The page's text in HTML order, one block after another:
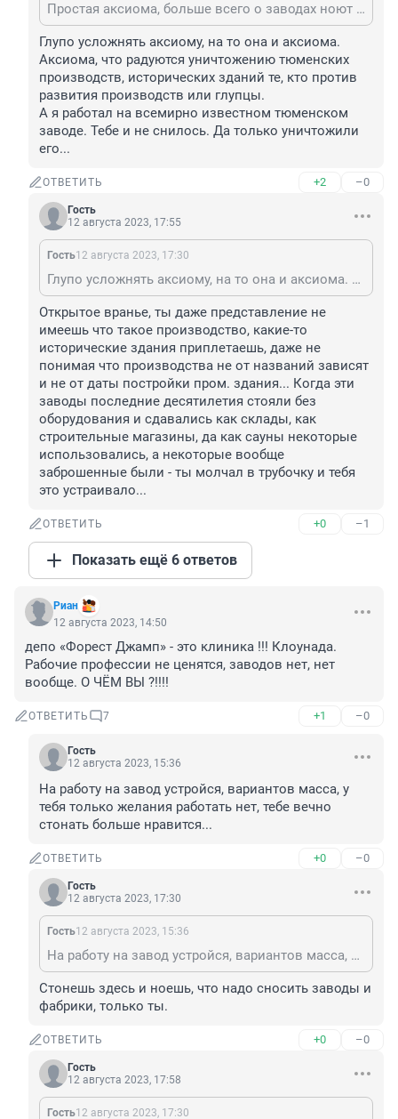
Простая аксиома, больше всего о заводах ноют те, кто меньше всего какое-либо отношение к ним когда-либо имел, то есть хоть сколько-то работал на них... Они только названия их вызубрили, но даже толком не знают чем эти заводы занимались и что производили...
Глупо усложнять аксиому, на то она и аксиома.
Аксиома, что радуются уничтожению тюменских
производств, исторических зданий те, кто против
развития производств или глупцы.
А я работал на всемирно известном тюменском
заводе. Тебе и не снилось. Да только уничтожили
его...
ОТВЕТИТЬ +2 –0
Гость
12 августа 2023, 17:55
Гость12 августа 2023, 17:30
Глупо усложнять аксиому, на то она и аксиома. Аксиома, что радуются уничтожению тюменских производств, исторических зданий те, кто против развития производств или глупцы. А я работал на всемирно известном тюменском заводе. Тебе и не снилось. Да только уничтожили его...
Открытое вранье, ты даже представление не
имеешь что такое производство, какие-то
исторические здания приплетаешь, даже не
понимая что производства не от названий зависят
и не от даты постройки пром. здания... Когда эти
заводы последние десятилетия стояли без
оборудования и сдавались как склады, как
строительные магазины, да как сауны некоторые
использовались, а некоторые вообще
заброшенные были - ты молчал в трубочку и тебя
это устраивало...
ОТВЕТИТЬ +0 –1
Показать ещё 6 ответов
Риан
12 августа 2023, 14:50
депо «Форест Джамп» - это клиника !!! Клоунада.
Рабочие профессии не ценятся, заводов нет, нет
вообще. О ЧЁМ ВЫ ?!!!!
ОТВЕТИТЬ 7 +1 –0
Гость
12 августа 2023, 15:36
На работу на завод устройся, вариантов масса, у
тебя только желания работать нет, тебе вечно
стонать больше нравится...
ОТВЕТИТЬ +0 –0
Гость
12 августа 2023, 17:30
Гость12 августа 2023, 15:36
На работу на завод устройся, вариантов масса, у тебя только желания работать нет, тебе вечно стонать больше нравится...
Стонешь здесь и ноешь, что надо сносить заводы и
фабрики, только ты.
ОТВЕТИТЬ +0 –0
Гость
12 августа 2023, 17:58
Гость12 августа 2023, 17:30